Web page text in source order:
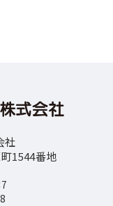
社
1544番地